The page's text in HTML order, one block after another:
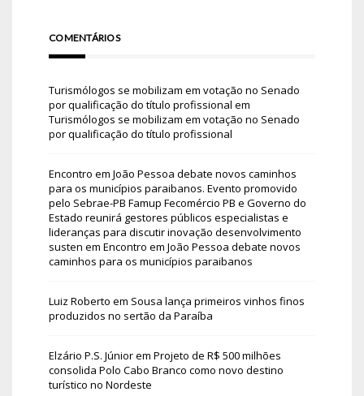
COMENTÁRIOS
Turismólogos se mobilizam em votação no Senado
por qualificação do título profissional em
Turismólogos se mobilizam em votação no Senado
por qualificação do título profissional
Encontro em João Pessoa debate novos caminhos
para os municípios paraibanos. Evento promovido
pelo Sebrae-PB Famup Fecomércio PB e Governo do
Estado reunirá gestores públicos especialistas e
lideranças para discutir inovação desenvolvimento
susten em Encontro em João Pessoa debate novos
caminhos para os municípios paraibanos
Luiz Roberto em Sousa lança primeiros vinhos finos
produzidos no sertão da Paraíba
Elzário P.S. Júniorem Projeto de R$ 500 milhões
consolida Polo Cabo Branco como novo destino
turístico no Nordeste